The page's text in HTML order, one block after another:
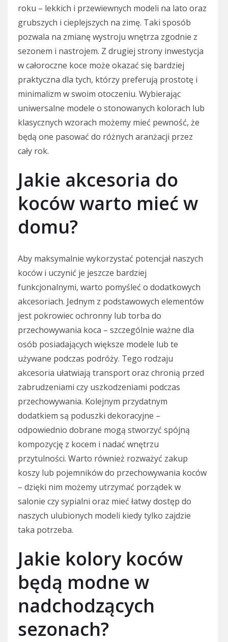
roku – lekkich i przewiewnych modeli na lato oraz
grubszych i cieplejszych na zimę. Taki sposób
pozwala na zmianę wystroju wnętrza zgodnie z
sezonem i nastrojem. Z drugiej strony inwestycja
w całoroczne koce może okazać się bardziej
praktyczna dla tych, którzy preferują prostotę i
minimalizm w swoim otoczeniu. Wybierając
uniwersalne modele o stonowanych kolorach lub
klasycznych wzorach możemy mieć pewność, że
będą one pasować do różnych aranżacji przez
cały rok.
Jakie akcesoria do
koców warto mieć w
domu?
Aby maksymalnie wykorzystać potencjał naszych
koców i uczynić je jeszcze bardziej
funkcjonalnymi, warto pomyśleć o dodatkowych
akcesoriach. Jednym z podstawowych elementów
jest pokrowiec ochronny lub torba do
przechowywania koca – szczególnie ważne dla
osób posiadających większe modele lub te
używane podczas podróży. Tego rodzaju
akcesoria ułatwiają transport oraz chronią przed
zabrudzeniami czy uszkodzeniami podczas
przechowywania. Kolejnym przydatnym
dodatkiem są poduszki dekoracyjne –
odpowiednio dobrane mogą stworzyć spójną
kompozycję z kocem i nadać wnętrzu
przytulności. Warto również rozważyć zakup
koszy lub pojemników do przechowywania koców
– dzięki nim możemy utrzymać porządek w
salonie czy sypialni oraz mieć łatwy dostęp do
naszych ulubionych modeli kiedy tylko zajdzie
taka potrzeba.
Jakie kolory koców
będą modne w
nadchodzących
sezonach?